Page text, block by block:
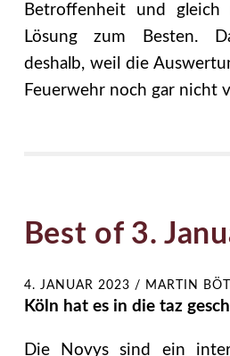
Betroffenheit und gleich
Lösung zum Besten.
deshalb, weil die
Feuerwehr noch gar nicht
Best of 3.
4. JANUAR 2023 / MARTIN
Köln hat es in die taz
Die Novys sind ein